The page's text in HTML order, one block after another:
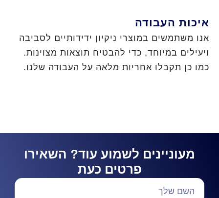
איכות העבודה
אנו משתמשים במוצרי ניקיון ידידותיים לסביבה
ויעילים במיוחד, כדי להבטיח תוצאות מצוינות.
כמו כן תקבלו אחריות מלאה על העבודה שלנו.
מעוניינים לשמוע עוד? השאירו
פרטים כעת